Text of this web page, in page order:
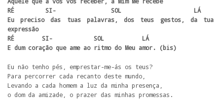
RÉ         SI-                SOL                     LÁ
Eu preciso das tuas palavras, dos teus gestos, da tua
expressão
RÉ        SI-            SOL           LÁ
E dum coração que ame ao ritmo do Meu amor. (bis)
Eu não tenho pés, emprestar-me-ás os teus?
Para percorrer cada recanto deste mundo,
Levando a cada homem a luz da minha presença,
o dom da amizade, o prazer das minhas promessas.